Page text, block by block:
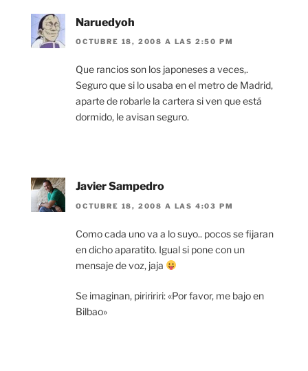
Naruedyoh
OCTUBRE 18, 2008 A LAS 2:50 PM
Que rancios son los japoneses a veces,.
Seguro que si lo usaba en el metro de Madrid,
aparte de robarle la cartera si ven que está
dormido, le avisan seguro.
Javier Sampedro
OCTUBRE 18, 2008 A LAS 4:03 PM
Como cada uno va a lo suyo.. pocos se fijaran
en dicho aparatito. Igual si pone con un
mensaje de voz, jaja
Se imaginan, piriririri: «Por favor, me bajo en
Bilbao»